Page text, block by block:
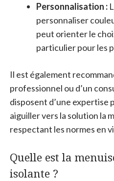
Personnalisation :
personnaliser
peut orienter le
particulier pour les
Il est également
professionnel ou d’un
disposent d’une expertise
aiguiller vers la solution la
respectant les normes en
Quelle est la
isolante ?